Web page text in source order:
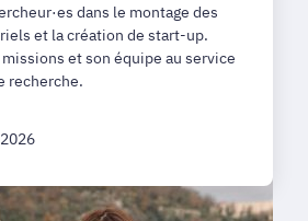
dans le montage des
et la création de start-up.
et son équipe au service
recherche.